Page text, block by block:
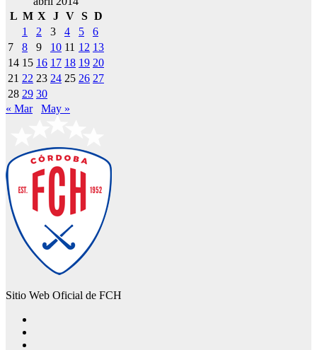
L M X J V S D
1
2 3 4 5
6
7
8 9 10 11 12 13
14 15 16 17 18 19 20
21 22 23 24 25 26 27
28 29 30
« Mar
May »
Sitio Web Oficial de FCH